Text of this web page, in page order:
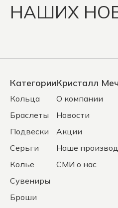
НАШИХ
Категории
Кольца
Браслеты
Подвески
Серьги
Колье
Сувениры
Броши
Кристалл
О компании
Новости
Акции
Наше
СМИ о нас